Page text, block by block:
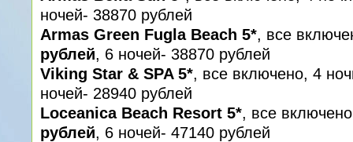
ночей- 38870 рублей
Armas Green Fugla Beach 5*, все
рублей, 6 ночей- 38870 рублей
Viking Star & SPA 5*, все включено, 4
ночей- 28940 рублей
Loceanica Beach Resort 5*, все
рублей, 6 ночей- 47140 рублей